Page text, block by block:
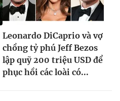
Leonardo DiCaprio và vợ
chồng tỷ phú Jeff Bezos
lập quỹ 200 triệu USD để
phục hồi các loài có...